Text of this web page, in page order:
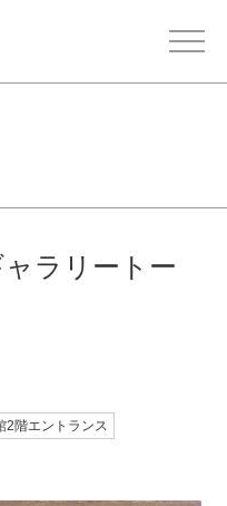
ラリートー
2階エントランス